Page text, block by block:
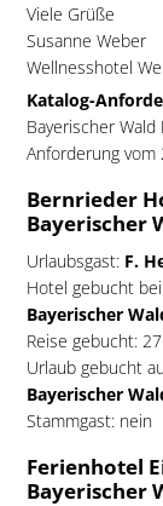
Viele Grüße
Susanne Weber
Wellnesshotel
Katalog-
Bayerischer
Anforderung
Bernrieder
Bayerischer
Urlaubsgast:F.
Hotel gebucht
Bayerischer
Reise gebucht:
Urlaub gebucht
Bayerischer
Stammgast: nein
Ferienhotel
Bayerischer